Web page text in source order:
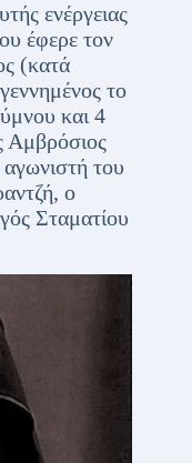
ενέργειας
έφερε τον
(κατά
το
και 4
Αμβρόσιος
του
ο
Σταματίου